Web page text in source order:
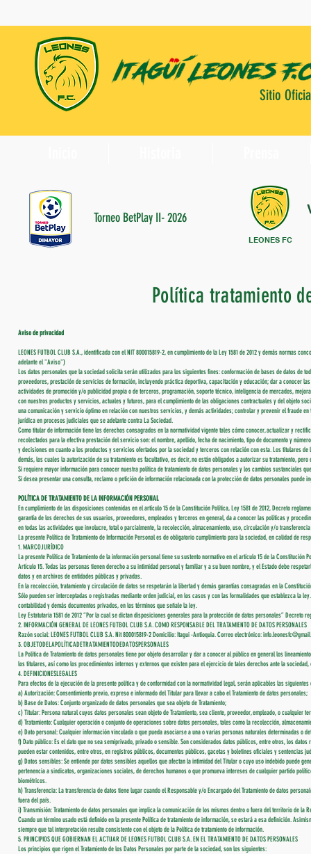
Sitio
Torneo BetPlay II- 2026
LEONES FC
Política tratamiento
Aviso de privacidad
LEONES FUTBOL CLUB S.A., identificada con el NIT 800015819-2, en cumplimiento de la Ley 1581 de 2012 y demás
adelante el "Aviso")
Los datos personales que la sociedad solicita serán utilizados para los siguientes fines: conformación de bases de datos
proveedores, prestación de servicios de formación, incluyendo práctica deportiva, capacitación y educación; dar a conocer
actividades de promoción y/o publicidad propia o de terceros, programación, soporte técnico, inteligencia de mercados,
con nuestros productos y servicios, actuales y futuros, para el cumplimiento de las obligaciones contractuales y del objeto
una comunicación y servicio óptimo en relación con nuestros servicios, y demás actividades; controlar y prevenir el fraude
jurídica en procesos judiciales que se adelante contra La Sociedad.
Como titular de información tiene los derechos consagrados en la normatividad vigente tales cómo conocer, actualizar y
recolectados para la efectiva prestación del servicio son: el nombre, apellido, fecha de nacimiento, tipo de documento y
y decisiones en cuanto a los productos y servicios ofertados por la sociedad y terceros con relación con esta. Los titulares
demás, los cuales la autorización de su tratamiento es facultativo, es decir, no están obligados a autorizar su tratamiento,
Si requiere mayor información para conocer nuestra política de tratamiento de datos personales y los cambios sustanciales
Si desea presentar una consulta, reclamo o petición de información relacionada con la protección de datos personales
POLÍTICA DE TRATAMIENTO DE LA INFORMACIÓN PERSONAL
En cumplimiento de las disposiciones contenidas en el artículo 15 de la Constitución Política, Ley 1581 de 2012, Decreto
garantía de los derechos de sus usuarios, proveedores, empleados y terceros en general, da a conocer las políticas y
en todas las actividades que involucre, total o parcialmente, la recolección, almacenamiento, uso, circulación y/o
La presente Política de Tratamiento de Información Personal es de obligatorio cumplimiento para la sociedad, en calidad de
1. MARCOJURÍDICO
La presente Política de Tratamiento de la información personal tiene su sustento normativo en el artículo 15 de la Constitución
Artículo 15. Todas las personas tienen derecho a su intimidad personal y familiar y a su buen nombre, y el Estado debe
datos y en archivos de entidades públicas y privadas.
En la recolección, tratamiento y circulación de datos se respetarán la libertad y demás garantías consagradas en la
Sólo pueden ser interceptadas o registradas mediante orden judicial, en los casos y con las formalidades que establezca la
contabilidad y demás documentos privados, en los términos que señale la ley.
Ley Estatutaria 1581 de 2012 “Por la cual se dictan disposiciones generales para la protección de datos personales” Decreto
2. INFORMACIÓN GENERAL DE LEONES FUTBOL CLUB S.A. COMO RESPONSABLE DEL TRATAMIENTO DE DATOS PERSONALES
Razón social: LEONES FUTBOL CLUB S.A. Nit 800015819-2 Domicilio: Itagui -Antioquia. Correo electrónico:
3. OBJETODELAPOLÍTICADETRATAMIENTODEDATOSPERSONALES
La Política de Tratamiento de datos personales tiene por objeto desarrollar y dar a conocer al público en general los
los titulares, así como los procedimientos internos y externos que existen para el ejercicio de tales derechos ante la sociedad,
4. DEFINICIONESLEGALES
Para efectos de la ejecución de la presente política y de conformidad con la normatividad legal, serán aplicables las siguientes
a) Autorización: Consentimiento previo, expreso e informado del Titular para llevar a cabo el Tratamiento de datos personales;
b) Base de Datos: Conjunto organizado de datos personales que sea objeto de Tratamiento;
c) Titular: Persona natural cuyos datos personales sean objeto de Tratamiento, sea cliente, proveedor, empleado, o
d) Tratamiento: Cualquier operación o conjunto de operaciones sobre datos personales, tales como la recolección,
e) Dato personal: Cualquier información vinculada o que pueda asociarse a una o varias personas naturales determinadas o
f) Dato público: Es el dato que no sea semiprivado, privado o sensible. Son considerados datos públicos, entre otros, los
pueden estar contenidos, entre otros, en registros públicos, documentos públicos, gacetas y boletines oficiales y sentencias
g) Datos sensibles: Se entiende por datos sensibles aquellos que afectan la intimidad del Titular o cuyo uso indebido
pertenencia a sindicatos, organizaciones sociales, de derechos humanos o que promueva intereses de cualquier partido
biométricos.
h) Transferencia: La transferencia de datos tiene lugar cuando el Responsable y/o Encargado del Tratamiento de datos
fuera del país.
i) Transmisión: Tratamiento de datos personales que implica la comunicación de los mismos dentro o fuera del territorio de la
Cuando un término usado está definido en la presente Política de tratamiento de información, se estará a esa definición.
siempre que tal interpretación resulte consistente con el objeto de la Política de tratamiento de información.
5. PRINCIPIOS QUE GOBIERNAN EL ACTUAR DE LEONES FUTBOL CLUB S.A. EN EL TRATAMIENTO DE DATOS PERSONALES
Los principios que rigen el Tratamiento de los Datos Personales por parte de la sociedad, son los siguientes: